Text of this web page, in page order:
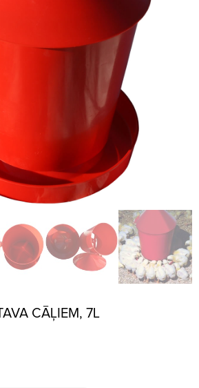
CĀĻIEM, 7L